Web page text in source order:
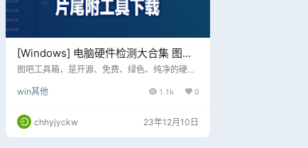
[Windows] 电脑硬件检测大合集 图拉
丁吧工具箱 2023.09正式版R2 2023
图吧工具箱，是开源、免费、绿色、纯净的硬件
爱好者、各路大神及小白制作。集成大量常见硬
· 专注于收集各种硬件检测、评分、测试工具，
常见工具均有收集。 纯净 · 无任何捆绑强制安装
行为，不写入注册表，没有任何敏感目录及文件
win其他 1.1k 0
chhyjyckw 23年12月10日